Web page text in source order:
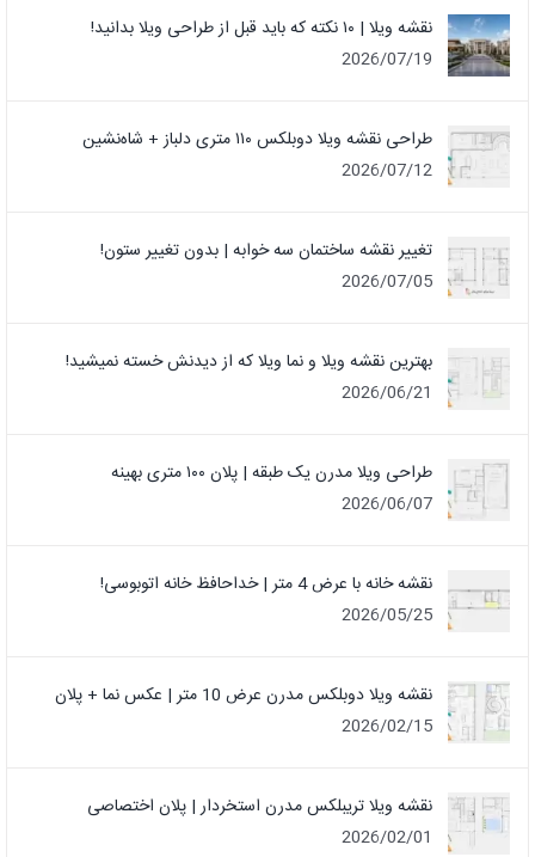
نقشه ویلا | ۱۰ نکته که باید قبل از طراحی ویلا بدانید!
2026/07/19
طراحی نقشه ویلا دوبلکس ۱۱۰ متری دلباز + شاه‌نشین
2026/07/12
تغییر نقشه ساختمان سه خوابه | بدون تغییر ستون!
2026/07/05
بهترین نقشه ویلا و نما ویلا که از دیدنش خسته نمیشید!
2026/06/21
طراحی ویلا مدرن یک‌ طبقه | پلان ۱۰۰ متری بهینه
2026/06/07
نقشه خانه با عرض 4 متر | خداحافظ خانه‌ اتوبوسی!
2026/05/25
نقشه ویلا دوبلکس مدرن عرض 10 متر | عکس نما + پلان
2026/02/15
نقشه ویلا تریبلکس مدرن استخردار | پلان اختصاصی
2026/02/01